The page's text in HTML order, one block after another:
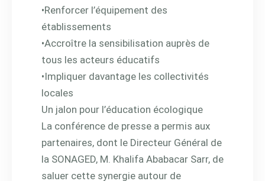
•Renforcer l’équipement des
établissements
•Accroître la sensibilisation auprès de
tous les acteurs éducatifs
•Impliquer davantage les collectivités
locales
Un jalon pour l’éducation écologique
La conférence de presse a permis aux
partenaires, dont le Directeur Général de
la SONAGED, M. Khalifa Ababacar Sarr, de
saluer cette synergie autour de